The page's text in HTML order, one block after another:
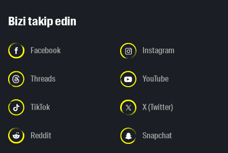
Bizi takip edin
Facebook Instagram
Threads YouTube
TikTok X (Twitter)
Reddit Snapchat